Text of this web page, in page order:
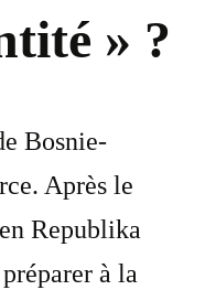
» ?
Bosnie-
Après le
Republika
à la